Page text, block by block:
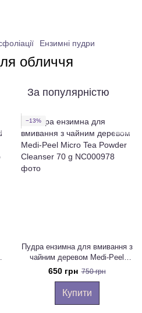
Ензимні пудри
обличчя
За популярністю
−13%
Пудра ензимна для вмивання з
чайним деревом Medi-Peel
Micro Tea Powder Cleanser 70 g
650 грн 750 грн
Купити